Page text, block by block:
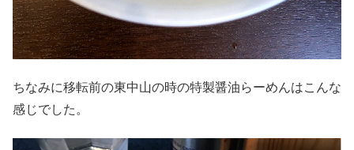
ちなみに移転前の東中山の時の特製醤油らーめんはこんな
感じでした。